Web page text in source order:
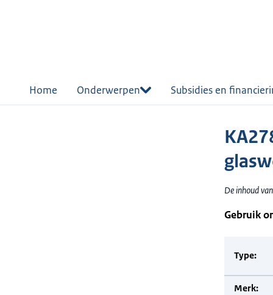
Home Onderwerpen Subsidies en
De inhoud
Gebruik
Type:
Merk: